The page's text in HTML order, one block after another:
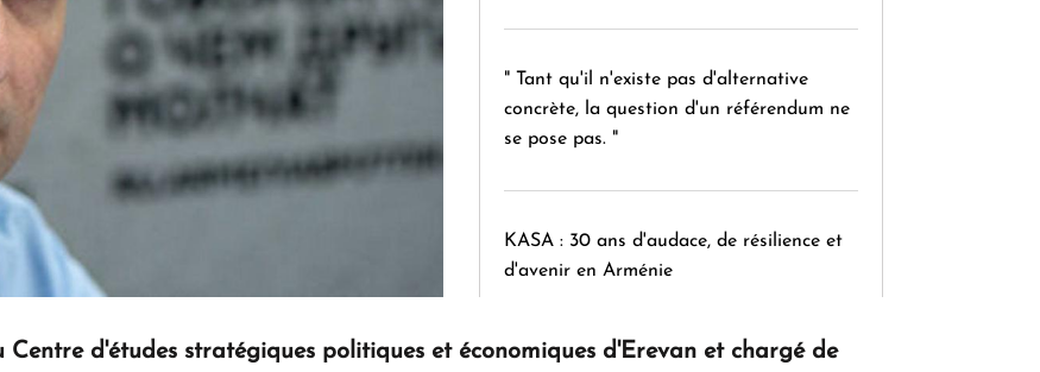
" Tant qu'il n'existe pas d'alternative
concrète, la question d'un référendum ne
se pose pas. "
KASA : 30 ans d'audace, de résilience et
d'avenir en Arménie
Centre d'études stratégiques politiques et économiques d'Erevan et chargé de